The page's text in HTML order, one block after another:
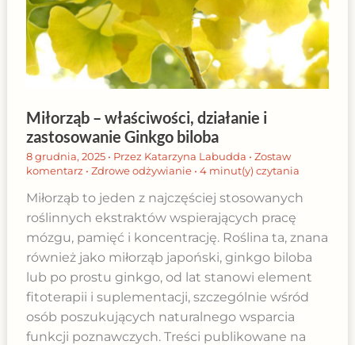
Miłorząb – właściwości, działanie i
zastosowanie Ginkgo biloba
8 grudnia, 2025 • Przez Katarzyna Labudda • Zostaw
komentarz • Zdrowe odżywianie• 4 minut(y) czytania
Miłorząb to jeden z najczęściej stosowanych
roślinnych ekstraktów wspierających pracę
mózgu, pamięć i koncentrację. Roślina ta, znana
również jako miłorząb japoński, ginkgo biloba
lub po prostu ginkgo, od lat stanowi element
fitoterapii i suplementacji, szczególnie wśród
osób poszukujących naturalnego wsparcia
funkcji poznawczych. Treści publikowane na